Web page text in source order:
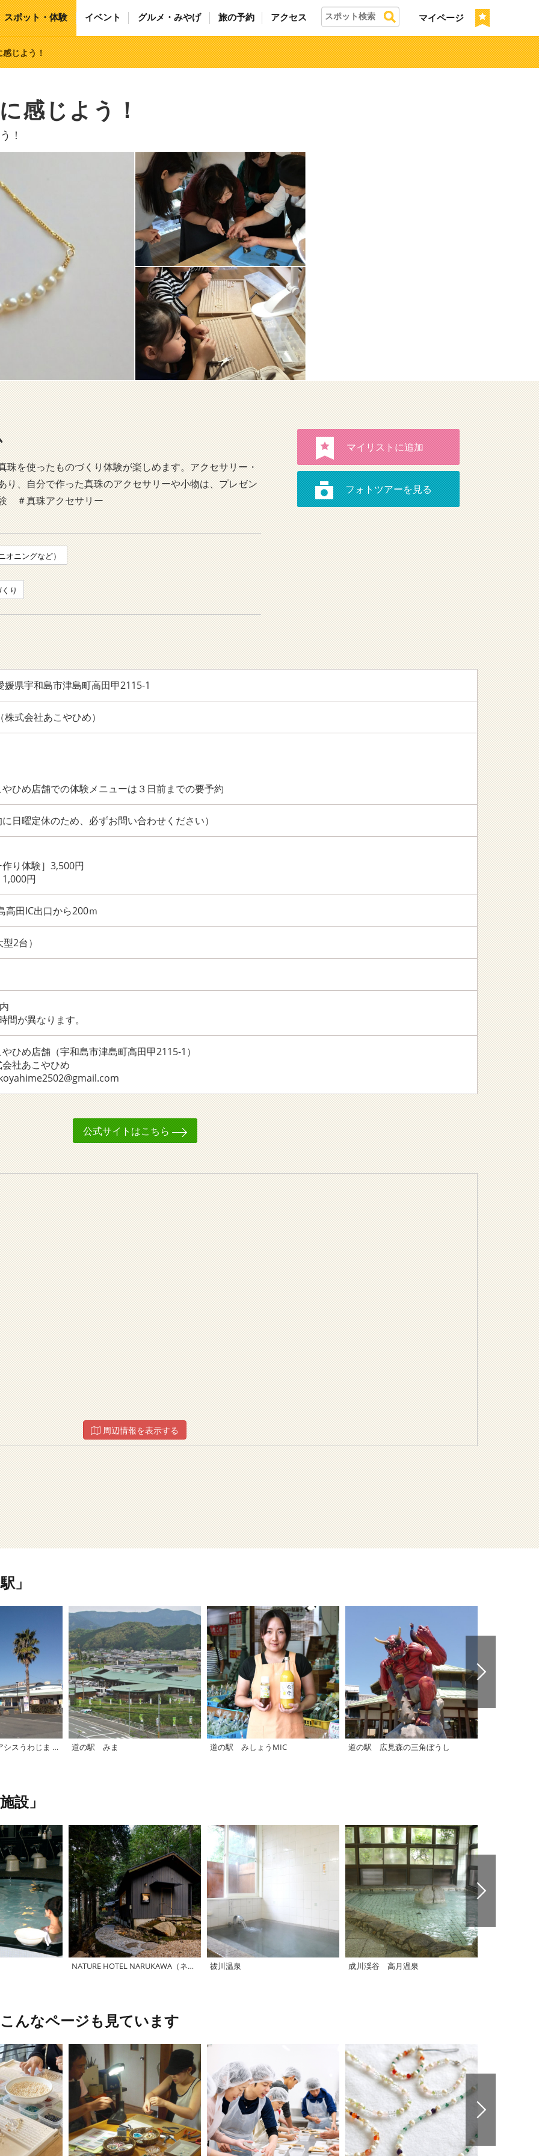
マイページ
スポット・体験 イベント グルメ・みやげ 旅の予約 アクセス
感じよう！
感じよう！
！
を使ったものづくり体験が楽しめます。アクセサリー・
り、自分で作った真珠のアクセサリーや小物は、プレゼン
＃真珠アクセサリー
ニングなど）
り
県宇和島市津島町高田甲2115-1
式会社あこやひめ）
ひめ店舗での体験メニューは３日前までの要予約
日曜定休のため、必ずお問い合わせください）
作り体験］3,500円
1,000円
高田IC出口から200ｍ
2台）
間が異なります。
ひめ店舗（宇和島市津島町高田甲2115-1）
社あこやひめ
公式サイトはこちら
周辺情報を表示する
」
道の駅 みなとオアシスうわじま きさいや広場 道の駅 みま 道の駅 みしょうMIC 道の駅 広見森の三角ぼうし
設」
NATURE HOTEL NARUKAWA（ネイチャーホテル・ナルカワ） 祓川温泉 成川渓谷 高月温泉
んなページも見ています